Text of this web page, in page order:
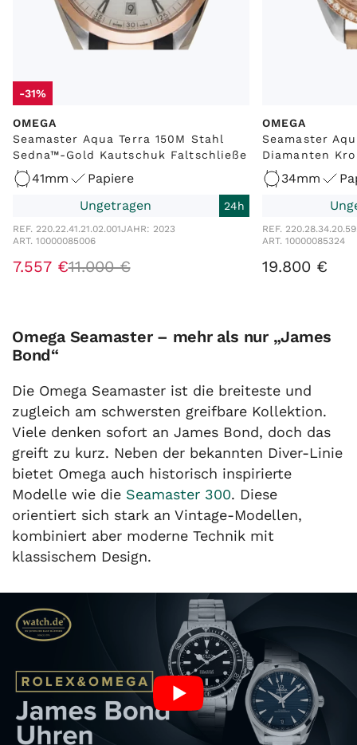
-31%
OMEGA
Seamaster Aqua Terra 150M Stahl
Sedna™-Gold Kautschuk Faltschließe
41mm
Papiere
Ungetragen
24h
REF. 220.22.41.21.02.001JAHR: 2023
ART. 10000085006
7.557 €11.000 €
OMEGA
Seamaster
Diamanten
34mm
REF.
ART. 10000085324
19.800 €
Omega Seamaster – mehr als nur „James
Bond“
Die Omega Seamaster ist die breiteste und
zugleich am schwersten greifbare Kollektion.
Viele denken sofort an James Bond, doch das
greift zu kurz. Neben der bekannten Diver-Linie
bietet Omega auch historisch inspirierte
Modelle wie die Seamaster 300. Diese
orientiert sich stark an Vintage-Modellen,
kombiniert aber moderne Technik mit
klassischem Design.